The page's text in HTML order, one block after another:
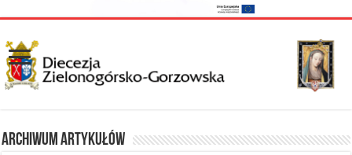
Archiwum artykułów